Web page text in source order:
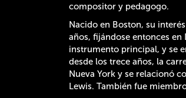
compositor y pedagogo.
Nacido en Boston, su
años, fijándose entonces
instrumento principal, y se
desde los trece años, la
Nueva York y se relacionó
Lewis. También fue